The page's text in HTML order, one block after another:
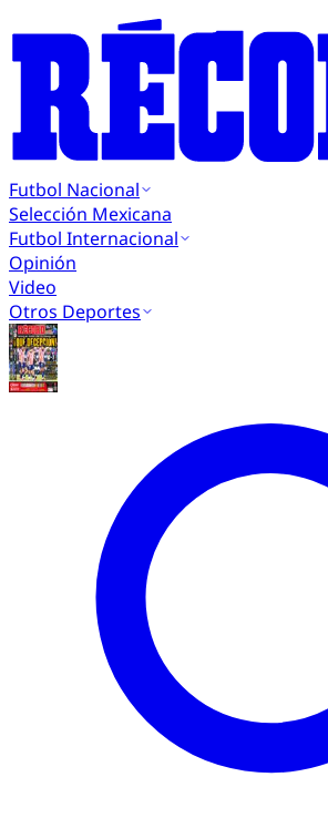
Futbol Nacional
Selección Mexicana
Futbol Internacional
Opinión
Video
Otros Deportes